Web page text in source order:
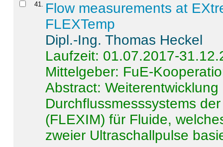
41. Flow measurements at
FLEXTemp
Dipl.-Ing. Thomas Heckel
Laufzeit: 01.07.2017-
Mittelgeber: FuE-
Abstract:
Durchflussmesssystems
(FLEXIM) für Fluide,
zweier Ultraschallpulse